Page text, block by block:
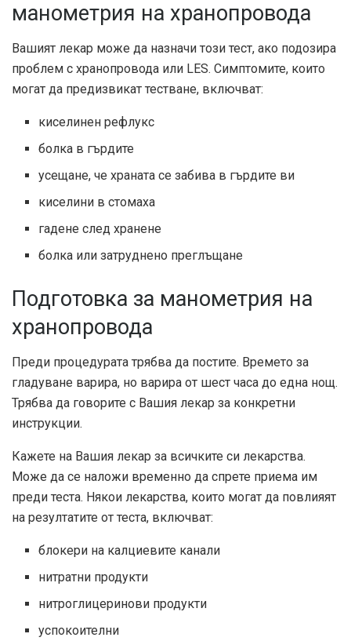
манометрия на хранопровода
Вашият лекар може да назначи този тест, ако подозира
проблем с хранопровода или LES. Симптомите, които
могат да предизвикат тестване, включват:
киселинен рефлукс
болка в гърдите
усещане, че храната се забива в гърдите ви
киселини в стомаха
гадене след хранене
болка или затруднено преглъщане
Подготовка за манометрия на
хранопровода
Преди процедурата трябва да постите. Времето за
гладуване варира, но варира от шест часа до една нощ.
Трябва да говорите с Вашия лекар за конкретни
инструкции.
Кажете на Вашия лекар за всичките си лекарства.
Може да се наложи временно да спрете приема им
преди теста. Някои лекарства, които могат да повлияят
на резултатите от теста, включват:
блокери на калциевите канали
нитратни продукти
нитроглицеринови продукти
успокоителни